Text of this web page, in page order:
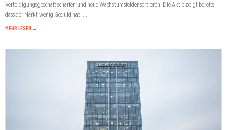
Verteidigungsgeschäft schärfen und neue Wachstumsfelder sortieren. Die Aktie zeigt bereits,
dass der Markt wenig Geduld hat. …
MEHR LESEN →